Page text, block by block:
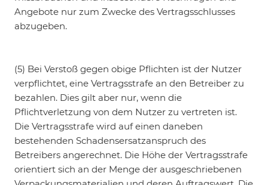
Angebote nur zum Zwecke des Vertragsschlusses
abzugeben.
(5) Bei Verstoß gegen obige Pflichten ist der Nutzer
verpflichtet, eine Vertragsstrafe an den Betreiber zu
bezahlen. Dies gilt aber nur, wenn die
Pflichtverletzung von dem Nutzer zu vertreten ist.
Die Vertragsstrafe wird auf einen daneben
bestehenden Schadensersatzanspruch des
Betreibers angerechnet. Die Höhe der Vertragsstrafe
orientiert sich an der Menge der ausgeschriebenen